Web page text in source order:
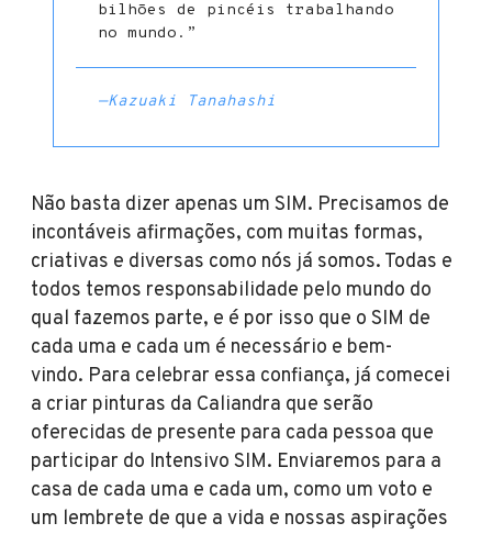
bilhões de pincéis trabalhando
no mundo.”
—Kazuaki Tanahashi
Não basta dizer apenas um SIM. Precisamos de
incontáveis afirmações, com muitas formas,
criativas e diversas como nós já somos. Todas e
todos temos responsabilidade pelo mundo do
qual fazemos parte, e é por isso que o SIM de
cada uma e cada um é necessário e bem-
vindo. Para celebrar essa confiança, já comecei
a criar pinturas da Caliandra que serão
oferecidas de presente para cada pessoa que
participar do Intensivo SIM. Enviaremos para a
casa de cada uma e cada um, como um voto e
um lembrete de que a vida e nossas aspirações